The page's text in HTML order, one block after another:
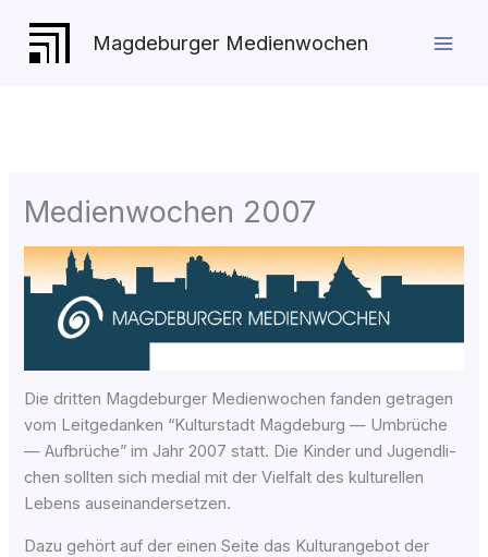
Inhalt
springen
Magdeburger Medienwochen
Medienwochen 2007
Die drit­ten Magdeburger Medienwochen fan­den getra­gen
vom Leit­ge­dan­ken “Kul­tur­stadt Mag­de­burg — Umbrü­che
— Auf­brü­che” im Jahr 2007 statt. Die Kin­der und Jugend­li­
chen soll­ten sich medi­al mit der Viel­falt des kul­tu­rel­len
Lebens auseinandersetzen.
Dazu gehört auf der einen Sei­te das Kul­tur­ange­bot der